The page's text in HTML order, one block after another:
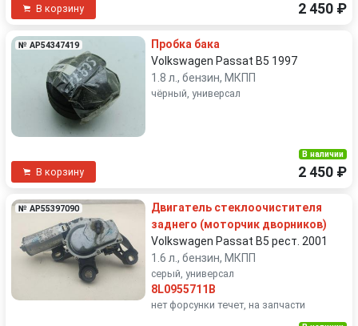
В корзину 2 450 ₽
№ AP54347419
Пробка бака
Volkswagen Passat B5 1997
1.8 л., бензин, МКПП
чёрный, универсал
В корзину
В наличии
2 450 ₽
№ AP55397090
Двигатель стеклоочистителя
заднего (моторчик дворников)
Volkswagen Passat B5 рест. 2001
1.6 л., бензин, МКПП
серый, универсал
8L0955711B
нет форсунки течет, на запчасти